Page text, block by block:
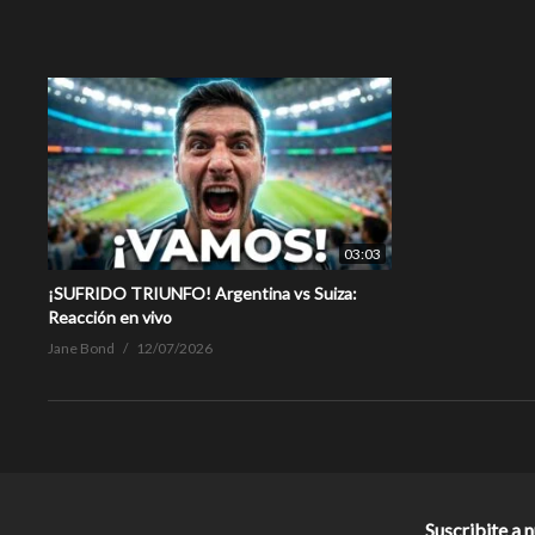
03:03
¡SUFRIDO TRIUNFO! Argentina vs Suiza:
Reacción en vivo
Jane Bond 12/07/2026
Suscribite a